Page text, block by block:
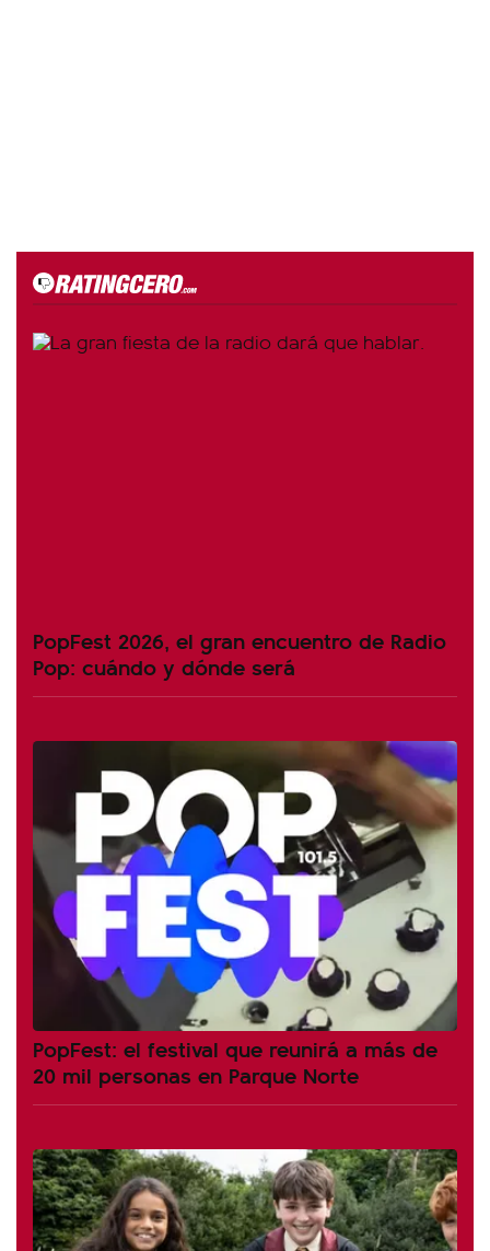
PopFest 2026, el gran encuentro de Radio
Pop: cuándo y dónde será
PopFest: el festival que reunirá a más de
20 mil personas en Parque Norte